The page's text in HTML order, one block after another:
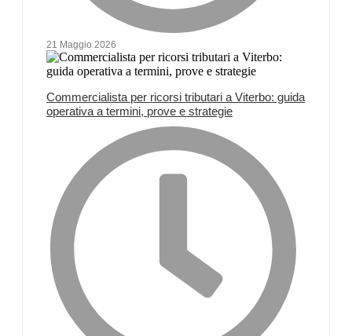
21 Maggio 2026
Commercialista per ricorsi tributari a Viterbo: guida
operativa a termini, prove e strategie